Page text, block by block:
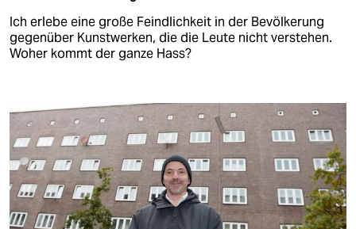
Ich erlebe eine große Feindlichkeit in der Bevölkerung
gegenüber Kunstwerken, die die Leute nicht verstehen.
Woher kommt der ganze Hass?